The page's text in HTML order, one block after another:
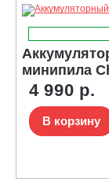
минипила
4 990 р.
В корзину